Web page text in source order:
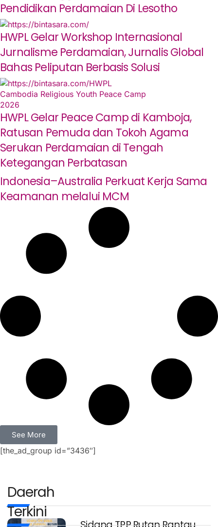
Pendidikan Perdamaian Di Lesotho
HWPL Gelar Workshop Internasional
Jurnalisme Perdamaian, Jurnalis Global
Bahas Peliputan Berbasis Solusi
HWPL Gelar Peace Camp di Kamboja,
Ratusan Pemuda dan Tokoh Agama
Serukan Perdamaian di Tengah
Ketegangan Perbatasan
Indonesia–Australia Perkuat Kerja Sama
Keamanan melalui MCM
See More
[the_ad_group id=”3436″]
Daerah
Terkini